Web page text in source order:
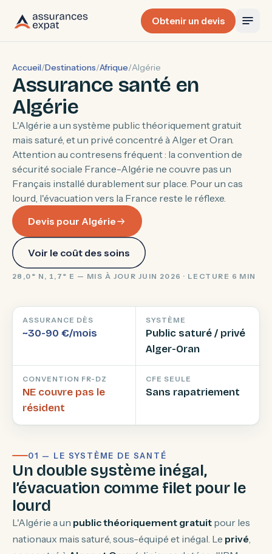
Obtenir un devis
Accueil/Destinations/Afrique/Algérie
Assurance santé en
Algérie
L'Algérie a un système public théoriquement gratuit
mais saturé, et un privé concentré à Alger et Oran.
Attention au contresens fréquent : la convention de
sécurité sociale France-Algérie ne couvre pas un
Français installé durablement sur place. Pour un cas
lourd, l'évacuation vers la France reste le réflexe.
Devis pour Algérie
Voir le coût des soins
28,0° N, 1,7° E — MIS À JOUR JUIN 2026 · LECTURE 6 MIN
ASSURANCE DÈS
~30-90 €/mois
SYSTÈME
Public saturé / privé
Alger-Oran
CONVENTION FR-DZ
NE couvre pas le
résident
CFE SEULE
Sans rapatriement
01 — LE SYSTÈME DE SANTÉ
Un double système inégal,
l’évacuation comme filet pour le
lourd
L'Algérie a un public théoriquement gratuit pour les
nationaux mais saturé, sous-équipé et inégal. Le privé,